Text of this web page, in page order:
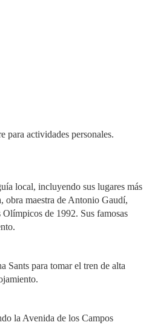
para actividades personales.
local, incluyendo sus lugares más
obra maestra de Antonio Gaudí,
de 1992. Sus famosas
Sants para tomar el tren de alta
la Avenida de los Campos